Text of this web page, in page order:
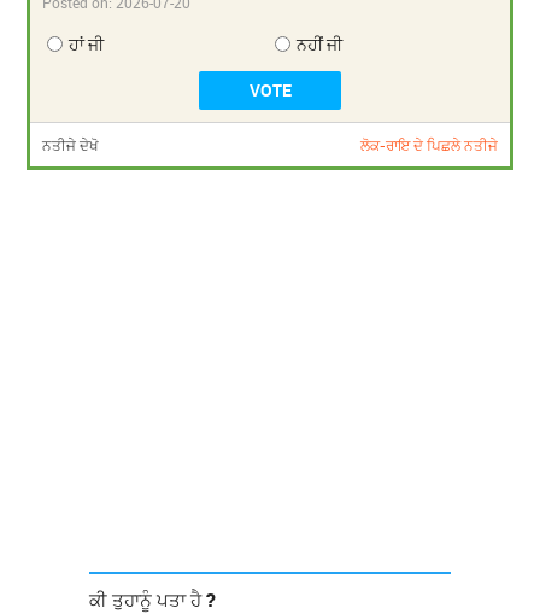
ਹਾਂ ਜੀ ਨਹੀਂ ਜੀ
ਨਤੀਜੇ ਦੇਖੋ ਲੋਕ-ਰਾਇ ਦੇ ਪਿਛਲੇ ਨਤੀਜੇ
ਕੀ ਤੁਹਾਨੂੰ ਪਤਾ ਹੈ ?